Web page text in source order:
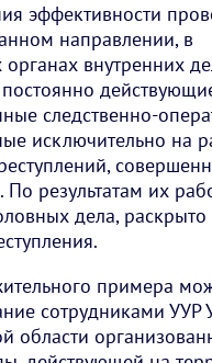
эффективности
направлении, в
внутренних
следственно-
исключительно на
По результатам их
дела,
примера
сотрудниками
области